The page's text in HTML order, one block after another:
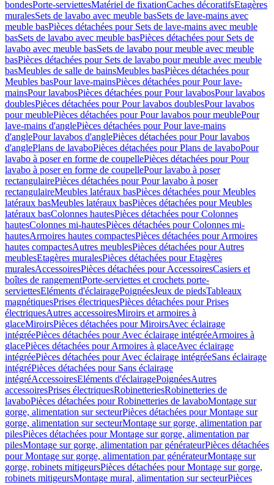
bondesPorte-serviettesMatériel de fixationCaches décoratifsEtagères
muralesSets de lavabo avec meuble basSets de lave-mains avec
meuble basPièces détachées pour Sets de lave-mains avec meuble
basSets de lavabo avec meuble basPièces détachées pour Sets de
lavabo avec meuble basSets de lavabo pour meuble avec meuble
basPièces détachées pour Sets de lavabo pour meuble avec meuble
basMeubles de salle de bainsMeubles basPièces détachées pour
Meubles basPour lave-mainsPièces détachées pour Pour lave-
mainsPour lavabosPièces détachées pour Pour lavabosPour lavabos
doublesPièces détachées pour Pour lavabos doublesPour lavabos
pour meublePièces détachées pour Pour lavabos pour meublePour
lave-mains d'anglePièces détachées pour Pour lave-mains
d'anglePour lavabos d'anglePièces détachées pour Pour lavabos
d'anglePlans de lavaboPièces détachées pour Plans de lavaboPour
lavabo à poser en forme de coupellePièces détachées pour Pour
lavabo à poser en forme de coupellePour lavabo à poser
rectangulairePièces détachées pour Pour lavabo à poser
rectangulaireMeubles latéraux basPièces détachées pour Meubles
latéraux basMeubles latéraux basPièces détachées pour Meubles
latéraux basColonnes hautesPièces détachées pour Colonnes
hautesColonnes mi-hautesPièces détachées pour Colonnes mi-
hautesArmoires hautes compactesPièces détachées pour Armoires
hautes compactesAutres meublesPièces détachées pour Autres
meublesEtagères muralesPièces détachées pour Etagères
muralesAccessoiresPièces détachées pour AccessoiresCasiers et
boîtes de rangementPorte-serviettes et crochets porte-
serviettesEléments d'éclairagePoignéesJeux de piedsTableaux
magnétiquesPrises électriquesPièces détachées pour Prises
électriquesAutres accessoiresMiroirs et armoires à
glaceMiroirsPièces détachées pour MiroirsAvec éclairage
intégréePièces détachées pour Avec éclairage intégréeArmoires à
glacePièces détachées pour Armoires à glaceAvec éclairage
intégréePièces détachées pour Avec éclairage intégréeSans éclairage
intégréPièces détachées pour Sans éclairage
intégréAccessoiresEléments d'éclairagePoignéesAutres
accessoiresPrises électriquesRobinetteriesRobinetteries de
lavaboPièces détachées pour Robinetteries de lavaboMontage sur
gorge, alimentation sur secteurPièces détachées pour Montage sur
gorge, alimentation sur secteurMontage sur gorge, alimentation par
pilesPièces détachées pour Montage sur gorge, alimentation par
pilesMontage sur gorge, alimentation par générateurPièces détachées
pour Montage sur gorge, alimentation par générateurMontage sur
gorge, robinets mitigeursPièces détachées pour Montage sur gorge,
robinets mitigeursMontage mural, alimentation sur secteurPièces